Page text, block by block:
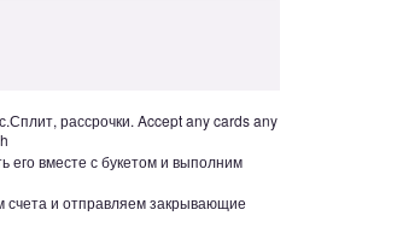
рассрочки. Accept any cards any
его вместе с букетом и выполним
и отправляем закрывающие